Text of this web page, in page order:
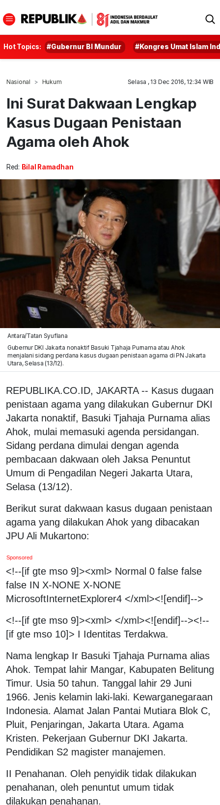
Hot Topics: #Gubernur BI Mundur #Kongres Umat Islam
Nasional Hukum Selasa , 13 Dec 2016, 12:34 WIB
Ini Surat Dakwaan Lengkap
Kasus Dugaan Penistaan
Agama oleh Ahok
Red: Bilal Ramadhan
Antara/Tatan Syuflana
Gubernur DKI Jakarta nonaktif Basuki Tjahaja Purnama atau Ahok
menjalani sidang perdana kasus dugaan penistaan agama di PN Jakarta
Utara, Selasa (13/12).
REPUBLIKA.CO.ID, JAKARTA -- Kasus dugaan
penistaan agama yang dilakukan Gubernur DKI
Jakarta nonaktif, Basuki Tjahaja Purnama alias
Ahok, mulai memasuki agenda persidangan.
Sidang perdana dimulai dengan agenda
pembacaan dakwaan oleh Jaksa Penuntut
Umum di Pengadilan Negeri Jakarta Utara,
Selasa (13/12).
Berikut surat dakwaan kasus dugaan penistaan
agama yang dilakukan Ahok yang dibacakan
JPU Ali Mukartono:
Sponsored
<!--[if gte mso 9]><xml> Normal 0 false false
false IN X-NONE X-NONE
MicrosoftInternetExplorer4 </xml><![endif]-->
<!--[if gte mso 9]><xml> </xml><![endif]--><!--
[if gte mso 10]> I Identitas Terdakwa.
Nama lengkap Ir Basuki Tjahaja Purnama alias
Ahok. Tempat lahir Mangar, Kabupaten Belitung
Timur. Usia 50 tahun. Tanggal lahir 29 Juni
1966. Jenis kelamin laki-laki. Kewarganegaraan
Indonesia. Alamat Jalan Pantai Mutiara Blok C,
Pluit, Penjaringan, Jakarta Utara. Agama
Kristen. Pekerjaan Gubernur DKI Jakarta.
Pendidikan S2 magister manajemen.
II Penahanan. Oleh penyidik tidak dilakukan
penahanan, oleh penuntut umum tidak
dilakukan penahanan.